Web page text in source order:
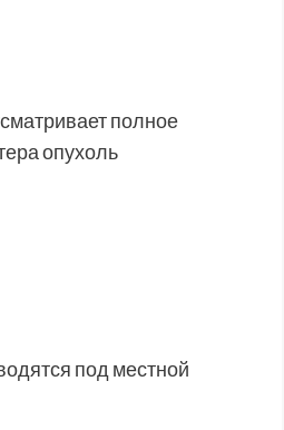
полное
опухоль
под местной